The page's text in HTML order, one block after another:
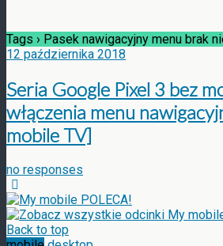
Tags › Pasek nawigacyjny menu brak
12 października 2018
Seria Google Pixel 3 bez
włączenia menu
mobile TV]
no responses
Back to top